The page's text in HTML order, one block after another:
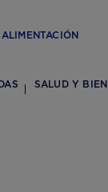
SALUD Y